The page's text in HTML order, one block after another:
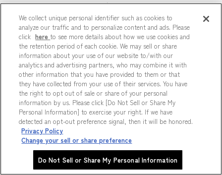
系やフルーツ系といった豊富なラインナップのなかで、
一番人気はショコラベリースムージー！ベリーとチョコ
の甘酸っぱい組み合わせに、トリコになる人が続出中…♡
🍹
※商品は画像の左から
ショコラベリースムージー 530円
ひれかつタルタル 440円
（すべてniko and... / HEP FIVE 1F）
お腹が空いたときは、ふわふわなコッペパンにスイーツ
We collect unique personal identifier such as cookies to
analyze our traffic and to personalize content and ads. Please
click hereto see more details about how we use cookies and
the retention period of each cookie. We may sell or share
information about your use of our website to/with our
analytics and advertising partners, who may combine it with
other information that you have provided to them or that
they have collected from your use of their services. You have
the right to opt out of sale or share of your personal
information by us. Please click [Do Not Sell or Share My
Personal Information] to exercise your right. If we have
detected an opt-out preference signal, then it will be honored.
Privacy Policy
Change your sell or share preference
Do Not Sell or Share My Personal Information